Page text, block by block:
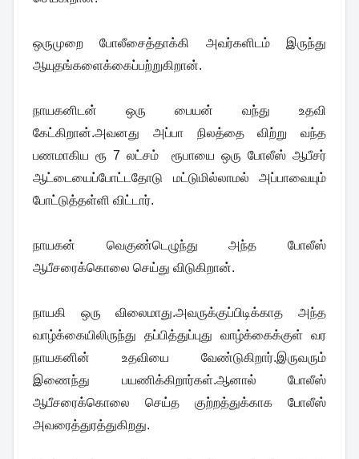
ஒருமுறை போலீசைத்தாக்கி அவர்களிடம் இருந்து
ஆயுதங்களைக்கைப்பற்றுகிறான்.
நாயகனிடன் ஒரு பையன் வந்து உதவி
கேட்கிறான்.அவனது அப்பா நிலத்தை விற்று வந்த
பணமாகிய ரூ 7 லட்சம் ரூபாயை ஒரு போலீஸ் ஆபீசர்
ஆட்டையைப்போட்டதோடு மட்டுமில்லாமல் அப்பாவையும்
போட்டுத்தள்ளி விட்டார்.
நாயகன் வெகுண்டெழுந்து அந்த போலீஸ்
ஆபீசரைக்கொலை செய்து விடுகிறான்.
நாயகி ஒரு விலைமாது.அவருக்குப்பிடிக்காத அந்த
வாழ்க்கையிலிருந்து தப்பித்துப்புது வாழ்க்கைக்குள் வர
நாயகனின் உதவியை வேண்டுகிறார்.இருவரும்
இணைந்து பயணிக்கிறார்கள்.ஆனால் போலீஸ்
ஆபீசரைக்கொலை செய்த குற்றத்துக்காக போலீஸ்
அவரைத்துரத்துகிறது.